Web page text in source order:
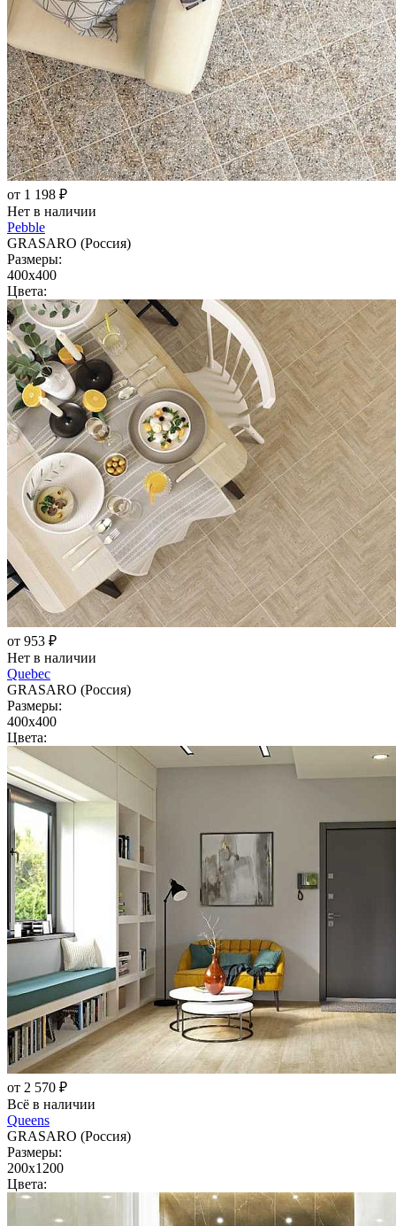
от 1 198 ₽
Нет в наличии
Pebble
GRASARO (Россия)
Размеры:
400x400
Цвета:
от 953 ₽
Нет в наличии
Quebec
GRASARO (Россия)
Размеры:
400x400
Цвета:
от 2 570 ₽
Всё в наличии
Queens
GRASARO (Россия)
Размеры:
200x1200
Цвета: